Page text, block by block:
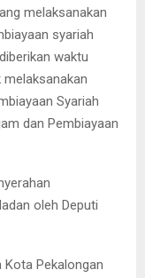
melaksanakan
syariah
waktu
Syariah
dan Pembiayaan
oleh Deputi
Kota Pekalongan